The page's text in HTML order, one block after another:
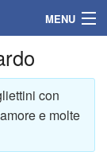
MENU
con
e molte